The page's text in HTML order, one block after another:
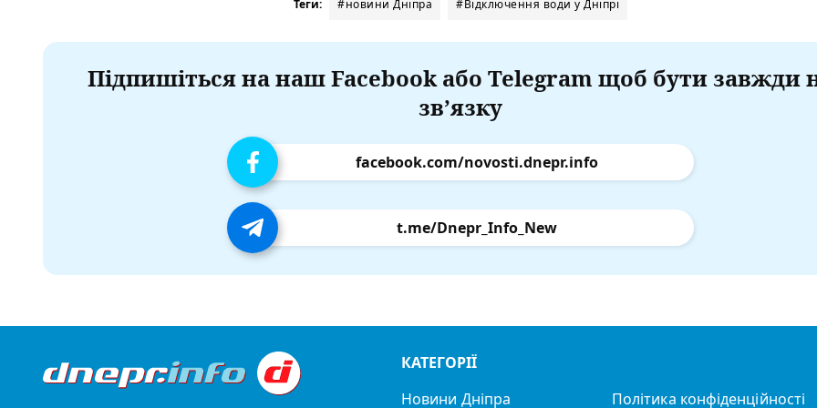
Теги: #новини Дніпра #Відключення води у Дніпрі
Підпишіться на наш Facebook або Telegram щоб бути завжди
зв’язку
facebook.com/novosti.dnepr.info
t.me/Dnepr_Info_New
КАТЕГОРІЇ
Новини Дніпра
Політика конфіденційності